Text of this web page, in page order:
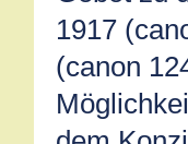
1917
(canon